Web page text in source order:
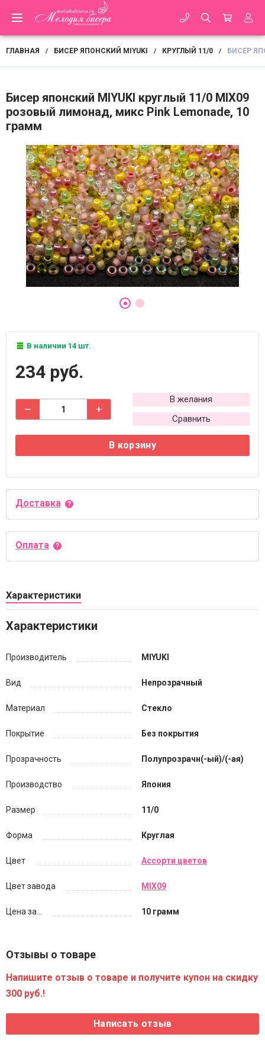
ГЛАВНАЯ / БИСЕР ЯПОНСКИЙ MIYUKI / КРУГЛЫЙ 11/0 / БИСЕР
Бисер японский MIYUKI круглый 11/0 MIX09
розовый лимонад, микс Pink Lemonade, 10
грамм
В наличии 14 шт.
234 руб.
В желания
Сравнить
В корзину
Доставка
Оплата
Характеристики
Характеристики
Производитель MIYUKI
Вид Непрозрачный
Материал Стекло
Покрытие Без покрытия
Прозрачность Полупрозрачн(-ый)/(-ая)
Производство Япония
Размер 11/0
Форма Круглая
Цвет Ассорти цветов
Цвет завода MIX09
Цена за... 10 грамм
Отзывы о товаре
Напишите отзыв о товаре и получите купон на скидку
300 руб.!